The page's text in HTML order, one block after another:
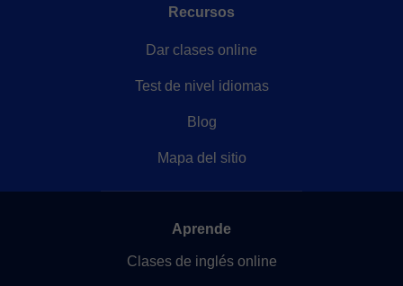
Recursos
Dar clases online
Test de nivel idiomas
Blog
Mapa del sitio
Aprende
Clases de inglés online